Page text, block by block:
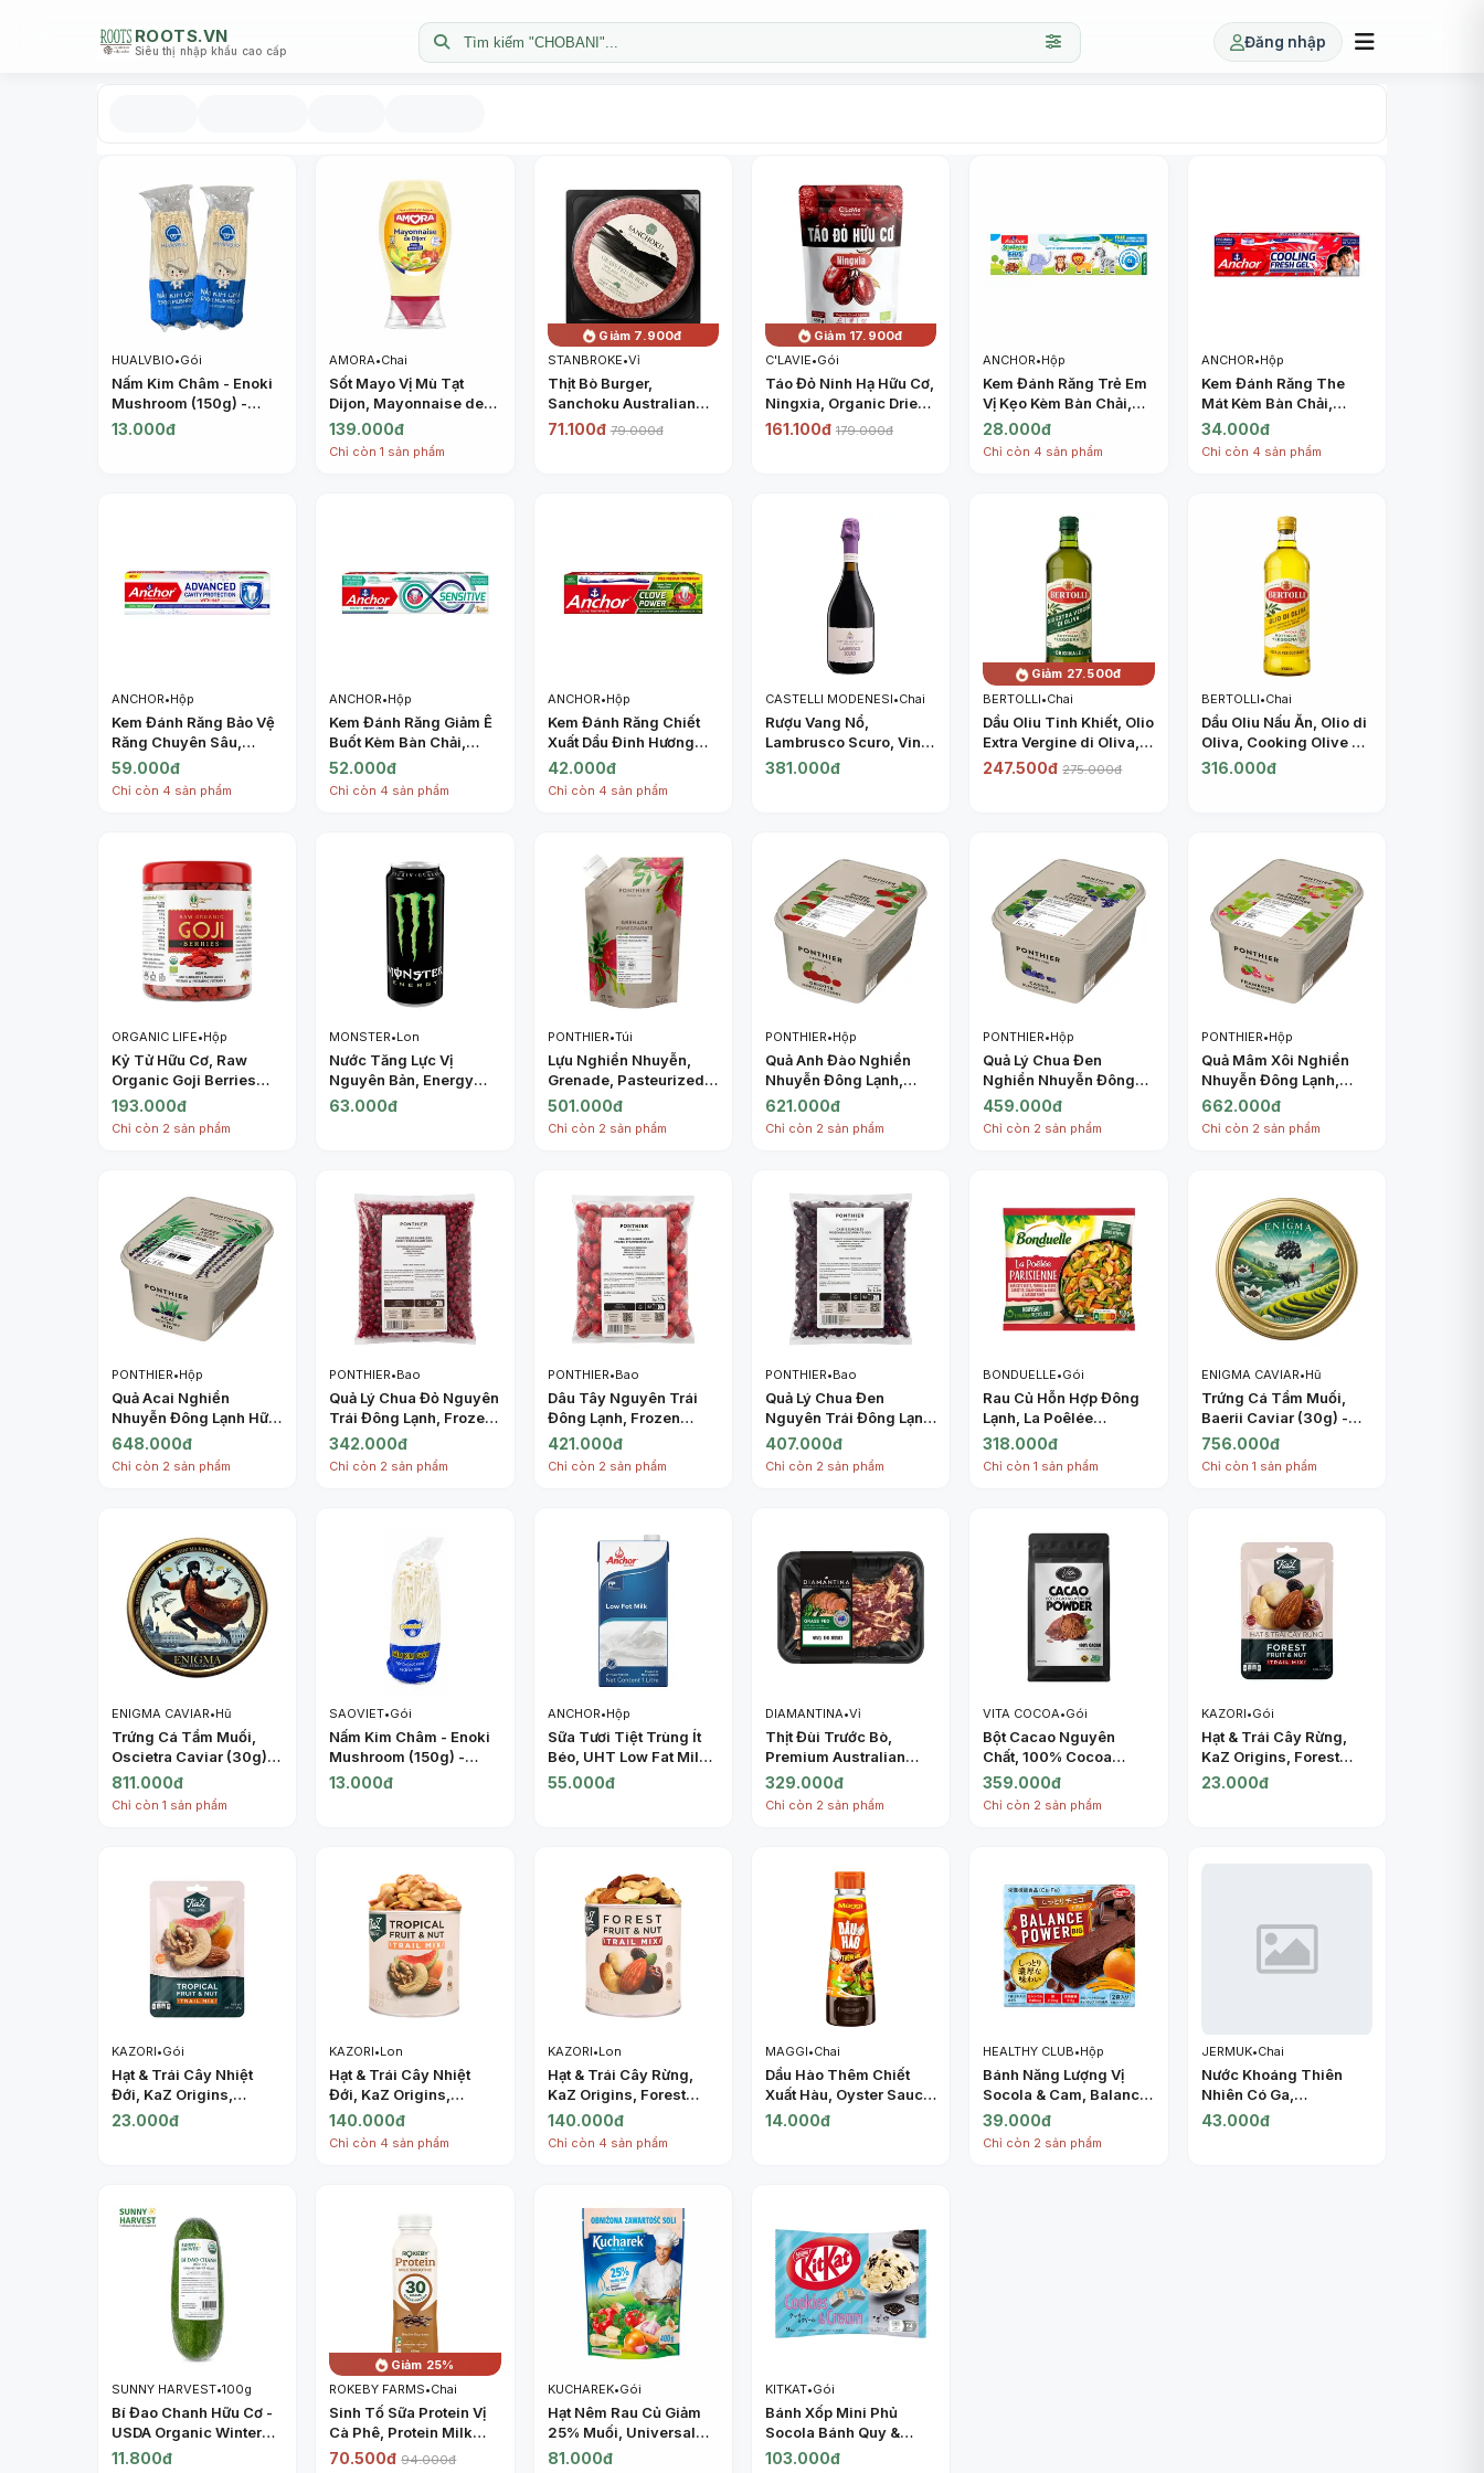
ROOTS.VN
Siêu thị nhập khẩu cao cấp
Tìm kiếm "CHOBANI"... Đăng nhập
HUALVBIO•Gói
Nấm Kim Châm - Enoki
Mushroom (150g) -
HUALVBIO
13.000đ
AMORA•Chai
Sốt Mayo Vị Mù Tạt
Dijon, Mayonnaise de
Dijon (235g) - AMORA
139.000đ
Chỉ còn 1 sản phẩm
Giảm 7.900đ
STANBROKE•Vỉ
Thịt Bò Burger,
Sanchoku Australian
Beef Artisans, Grass
71.100đ 79.000đ
Giảm 17.900đ
C'LAVIE•Gói
Táo Đỏ Ninh Hạ Hữu Cơ,
Ningxia, Organic Dried
Jujube (450g) - C'LAVIE
161.100đ 179.000đ
ANCHOR•Hộp
Kem Đánh Răng Trẻ Em
Vị Kẹo Kèm Bàn Chải,
Jungle Kids
Toothpaste, Bubble
Gum Flavor, Toothbrush
28.000đ
Chỉ còn 4 sản phẩm
ANCHOR•Hộp
Kem Đánh Răng The
Mát Kèm Bàn Chải,
Cooling Fresh Gel
Toothpaste, Toothbrush
Included (150g) -
34.000đ
Chỉ còn 4 sản phẩm
ANCHOR•Hộp
Kem Đánh Răng Bảo Vệ
Răng Chuyên Sâu,
Calcium
Hydroxyapatite
Toothpaste, Advanced
Flavour (150g) -
ANCHOR
59.000đ
Chỉ còn 4 sản phẩm
ANCHOR•Hộp
Kem Đánh Răng Giảm Ê
Buốt Kèm Bàn Chải,
Sensitive Toothpaste,
Toothbrush Included
(100g) - ANCHOR
52.000đ
Chỉ còn 4 sản phẩm
ANCHOR•Hộp
Kem Đánh Răng Chiết
Xuất Dầu Đinh Hương
Kèm Bàn Chải, Super
Clove Protection
Toothpaste, Clove
ANCHOR
42.000đ
Chỉ còn 4 sản phẩm
CASTELLI MODENESI•Chai
Rượu Vang Nổ,
Lambrusco Scuro, Vino
Frizzante Rosso
381.000đ
Giảm 27.500đ
BERTOLLI•Chai
Dầu Oliu Tinh Khiết, Olio
Extra Vergine di Oliva,
Extra Virgin Olive Oil
247.500đ 275.000đ
BERTOLLI•Chai
Dầu Oliu Nấu Ăn, Olio di
Oliva, Cooking Olive Oil
(1L) - BERTOLLI
316.000đ
ORGANIC LIFE•Hộp
Kỷ Tử Hữu Cơ, Raw
Organic Goji Berries
(180g) - ORGANIC LIFE
193.000đ
Chỉ còn 2 sản phẩm
MONSTER•Lon
Nước Tăng Lực Vị
Nguyên Bản, Energy
Drink, Original (500ml)
63.000đ
PONTHIER•Túi
Lựu Nghiền Nhuyễn,
Grenade, Pasteurized
Chilled Sugared Puree
Pomegranate (1kg) -
501.000đ
Chỉ còn 2 sản phẩm
PONTHIER•Hộp
Quả Anh Đào Nghiền
Nhuyễn Đông Lạnh,
Purée Griotte, Frozen
Sugared Morello
Cherry, 2.2 lbs (1kg) -
621.000đ
Chỉ còn 2 sản phẩm
PONTHIER•Hộp
Quả Lý Chua Đen
Nghiền Nhuyễn Đông
Lạnh, Purée Cassis,
Frozen Sugared
Blackcurrant, 2.2 lbs
459.000đ
Chỉ còn 2 sản phẩm
PONTHIER•Hộp
Quả Mâm Xôi Nghiền
Nhuyễn Đông Lạnh,
Purée Framboise,
Frozen Raspberry, 2.2
lbs (1kg) - PONTHIER
662.000đ
Chỉ còn 2 sản phẩm
PONTHIER•Hộp
Quả Acai Nghiền
Nhuyễn Đông Lạnh Hữu
Cơ, Purée Acai Bio,
Frozen Acai Berry, 2.2
lbs (1kg) - PONTHIER
648.000đ
Chỉ còn 2 sản phẩm
PONTHIER•Bao
Quả Lý Chua Đỏ Nguyên
Trái Đông Lạnh, Frozen
Redcurrants IQF, 2.2
lbs (1kg) - PONTHIER
342.000đ
Chỉ còn 2 sản phẩm
PONTHIER•Bao
Dâu Tây Nguyên Trái
Đông Lạnh, Frozen
Strawberries IQF, 2.2
lbs (1kg) - PONTHIER
421.000đ
Chỉ còn 2 sản phẩm
PONTHIER•Bao
Quả Lý Chua Đen
Nguyên Trái Đông Lạnh,
Frozen Blackcurrants
IQF, 2.2 lbs (1kg) -
407.000đ
Chỉ còn 2 sản phẩm
BONDUELLE•Gói
Rau Củ Hỗn Hợp Đông
Lạnh, La Poêlée
Parisienne (750g) -
BONDUELLE
318.000đ
Chỉ còn 1 sản phẩm
ENIGMA CAVIAR•Hũ
Trứng Cá Tầm Muối,
Baerii Caviar (30g) -
ENIGMA CAVIAR
756.000đ
Chỉ còn 1 sản phẩm
ENIGMA CAVIAR•Hũ
Trứng Cá Tầm Muối,
Oscietra Caviar (30g) -
ENIGMA CAVIAR
811.000đ
Chỉ còn 1 sản phẩm
SAOVIET•Gói
Nấm Kim Châm - Enoki
Mushroom (150g) -
SAOVIET
13.000đ
ANCHOR•Hộp
Sữa Tươi Tiệt Trùng Ít
Béo, UHT Low Fat Milk
(1L) - ANCHOR
55.000đ
DIAMANTINA•Vỉ
Thịt Đùi Trước Bò,
Premium Australian
Beef Grass Fed, Navel
End Brisket (500g) -
DIAMANTINA
329.000đ
Chỉ còn 2 sản phẩm
VITA COCOA•Gói
Bột Cacao Nguyên
Chất, 100% Cocoa
Powder, Natural
Unsweetened (500g) -
VITA COCOA
359.000đ
Chỉ còn 2 sản phẩm
KAZORI•Gói
Hạt & Trái Cây Rừng,
KaZ Origins, Forest
Fruit & Nut Trail Mix,
23.000đ
KAZORI•Gói
Hạt & Trái Cây Nhiệt
Đới, KaZ Origins,
Tropical Fruit & Nut
23.000đ
KAZORI•Lon
Hạt & Trái Cây Nhiệt
Đới, KaZ Origins,
Tropical Fruit & Nut
Trail Mix, 6.3 oz (180g)
140.000đ
Chỉ còn 4 sản phẩm
KAZORI•Lon
Hạt & Trái Cây Rừng,
KaZ Origins, Forest
Fruit & Nut Trail Mix, 6.3
oz (180g) - KAZORI
140.000đ
Chỉ còn 4 sản phẩm
MAGGI•Chai
Dầu Hào Thêm Chiết
Xuất Hàu, Oyster Sauce
(150g) - MAGGI
14.000đ
HEALTHY CLUB•Hộp
Bánh Năng Lượng Vị
Socola & Cam, Balance
Power, Moist Chocolate
& Orange Energy Bar, 2
Gói (60.8g) - HEALTHY
39.000đ
Chỉ còn 2 sản phẩm
JERMUK•Chai
Nước Khoáng Thiên
Nhiên Có Ga,
Carbonated Natural
43.000đ
SUNNY HARVEST•100g
Bí Đao Chanh Hữu Cơ -
USDA Organic Winter
Melon - SUNNY
11.800đ
Giảm 25%
ROKEBY FARMS•Chai
Sinh Tố Sữa Protein Vị
Cà Phê, Protein Milk
Smoothie, Double
70.500đ 94.000đ
KUCHAREK•Gói
Hạt Nêm Rau Củ Giảm
25% Muối, Universal
Vegetable Seasoning,
81.000đ
KITKAT•Gói
Bánh Xốp Mini Phủ
Socola Bánh Quy &
Kem, Mini Wafer Bars,
103.000đ